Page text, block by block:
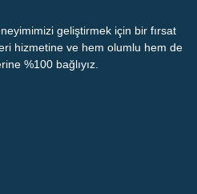
geliştirmek için bir fırsat
hizmetine ve hem olumlu hem de
%100 bağlıyız.